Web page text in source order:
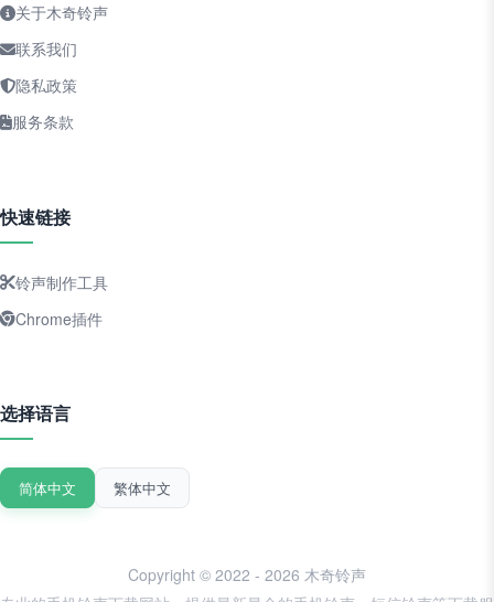
关于木奇铃声
联系我们
隐私政策
服务条款
快速链接
铃声制作工具
Chrome插件
选择语言
简体中文 繁体中文
Copyright © 2022 - 2026 木奇铃声